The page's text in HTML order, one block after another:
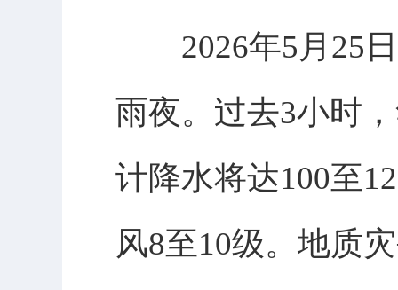
2026年5月25日
雨夜。过去3小时
计降水将达100至
风8至10级。地质